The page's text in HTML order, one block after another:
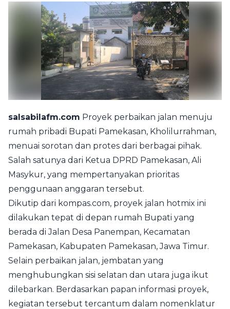
salsabilafm.com Proyek perbaikan jalan menuju
rumah pribadi Bupati Pamekasan, Kholilurrahman,
menuai sorotan dan protes dari berbagai pihak.
Salah satunya dari Ketua DPRD Pamekasan, Ali
Masykur, yang mempertanyakan prioritas
penggunaan anggaran tersebut.
Dikutip dari kompas.com, proyek jalan hotmix ini
dilakukan tepat di depan rumah Bupati yang
berada di Jalan Desa Panempan, Kecamatan
Pamekasan, Kabupaten Pamekasan, Jawa Timur.
Selain perbaikan jalan, jembatan yang
menghubungkan sisi selatan dan utara juga ikut
dilebarkan. Berdasarkan papan informasi proyek,
kegiatan tersebut tercantum dalam nomenklatur